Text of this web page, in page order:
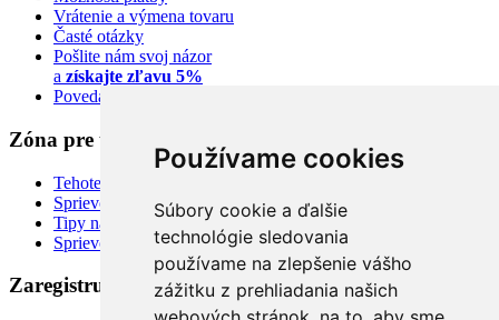
Používame cookies
Súbory cookie a ďalšie
technológie sledovania
používame na zlepšenie vášho
zážitku z prehliadania našich
Vrátenie a výmena tovaru
Časté otázky
Pošlite nám svoj názor
a získajte zľavu 5%
Povedali o nás
Zóna pre tehuľky
Tehotenská kalkulačka
Sprievodca šatníkom
Tipy na styling
Sprievodca veľkosťami
Zaregistrujte sa pre odber newsletteru: